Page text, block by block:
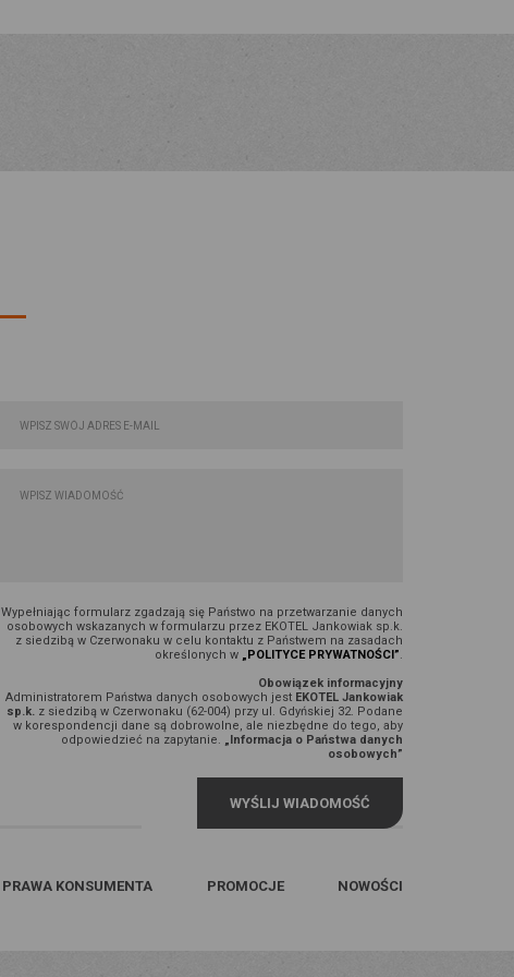
Wypełniając formularz zgadzają się Państwo na przetwarzanie danych
osobowych wskazanych w formularzu przez EKOTEL Jankowiak sp.k.
z siedzibą w Czerwonaku w celu kontaktu z Państwem na zasadach
określonych w „POLITYCE PRYWATNOŚCI”.
Obowiązek informacyjny
Administratorem Państwa danych osobowych jest EKOTEL Jankowiak
sp.k. z siedzibą w Czerwonaku (62-004) przy ul. Gdyńskiej 32. Podane
w korespondencji dane są dobrowolne, ale niezbędne do tego, aby
odpowiedzieć na zapytanie. „Informacja o Państwa danych
osobowych”
PRAWA KONSUMENTA PROMOCJE NOWOŚCI